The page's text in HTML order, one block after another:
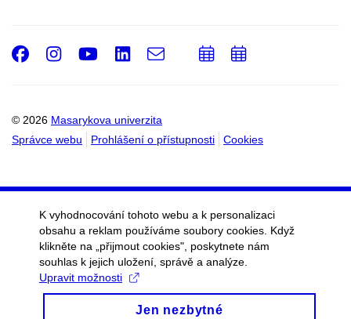
© 2026 Masarykova univerzita
Správce webu
Prohlášení o přístupnosti Cookies
Facebook
Instagram
Youtube
LinkedIn
e-
PřidatPřidat
K vyhodnocování tohoto webu a k personalizaci
obsahu a reklam používáme soubory cookies. Když
klikněte na „přijmout cookies", poskytnete nám
souhlas k jejich uložení, správě a analýze.
Upravit možnosti
Jen nezbytné